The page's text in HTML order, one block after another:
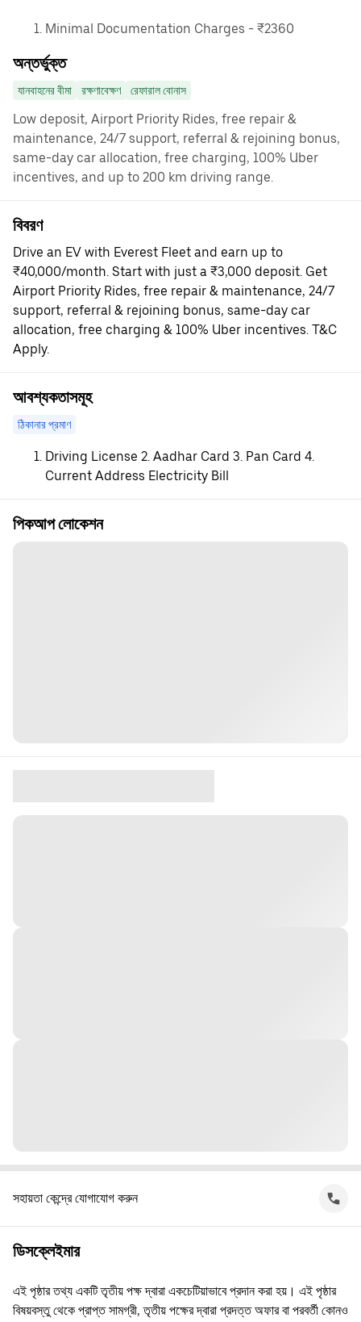
Minimal Documentation Charges - ₹2360
অন্তর্ভুক্ত
যানবাহনের বীমা রক্ষণাবেক্ষণ রেফারাল বোনাস
Low deposit, Airport Priority Rides, free repair &
maintenance, 24/7 support, referral & rejoining bonus,
same-day car allocation, free charging, 100% Uber
incentives, and up to 200 km driving range.
বিবরণ
Drive an EV with Everest Fleet and earn up to
₹40,000/month. Start with just a ₹3,000 deposit. Get
Airport Priority Rides, free repair & maintenance, 24/7
support, referral & rejoining bonus, same-day car
allocation, free charging & 100% Uber incentives. T&C
Apply.
আবশ্যকতাসমূহ
ঠিকানার প্রমাণ
Driving License 2. Aadhar Card 3. Pan Card 4.
Current Address Electricity Bill
পিকআপ লোকেশন
সহায়তা কেন্দ্রে যোগাযোগ করুন
ডিসক্লেইমার
এই পৃষ্ঠার তথ্য একটি তৃতীয় পক্ষ দ্বারা একচেটিয়াভাবে প্রদান করা হয়। এই পৃষ্ঠার
বিষয়বস্তু থেকে প্রাপ্ত সামগ্রী, তৃতীয় পক্ষের দ্বারা প্রদত্ত অফার বা পরবর্তী কোনও